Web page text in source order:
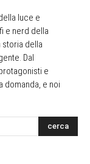
luce e
e nerd della
storia della
Dal
e
domanda, e noi
cerca